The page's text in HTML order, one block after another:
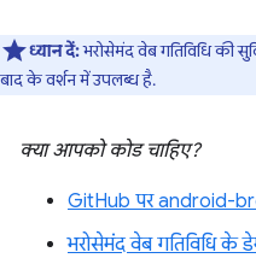
ध्यान दें:भरोसेमंद वेब गतिविधि की
बाद के वर्शन में उपलब्ध है.
क्या आपको कोड चाहिए?
GitHub पर android-
भरोसेमंद वेब गतिविधि के